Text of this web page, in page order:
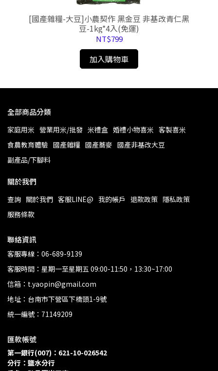
[國產雜糧-大豆]小農契作 黑金豆 非基改青仁黑
豆-1kg*4入(免運)
NT$799
加入購物車
全部商品分類
家庭用米 營業用米/批發 米禮盒 婚禮小物喜米 客製喜米
食農教育體驗 國產雜糧 國產蕎麥 國產非基改大豆
副產品/下腳料
關於我們
查詢 關於我們 客服LINE@ 我的帳戶 退款政策 隱私政策
服務條款
聯絡資訊
客服專線：06-689-9139
客服時間：星期一至星期五 09:00-11:50，13:30~17:00
信箱：t.yaopin@gmail.com
地址：台南市下營區下橋頭1-9號
統一編號：71149209
匯款帳號
第一銀行(007)：621-10-026542
分行：鹽水分行